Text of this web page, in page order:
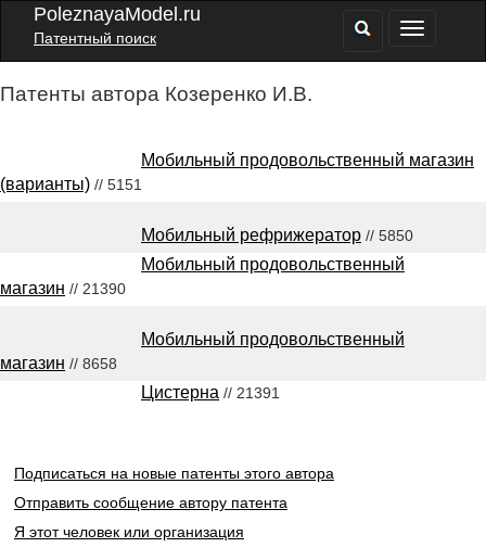
PoleznayaModel.ru
Патентный поиск
Патенты автора Козеренко И.В.
Мобильный продовольственный магазин
(варианты) // 5151
Мобильный рефрижератор // 5850
Мобильный продовольственный
магазин // 21390
Мобильный продовольственный
магазин // 8658
Цистерна // 21391
Подписаться на новые патенты этого автора
Отправить сообщение автору патента
Я этот человек или организация